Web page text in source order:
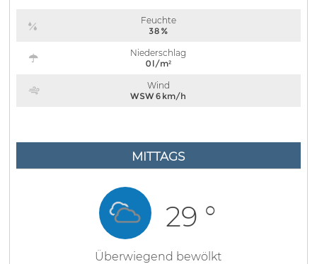
Feuchte
38 %
Niederschlag
0 l/m²
Wind
WSW 6 km/h
MITTAGS
29 °
Überwiegend bewölkt